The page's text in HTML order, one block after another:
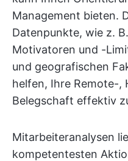
Management bieten.
Datenpunkte, wie z.
Motivatoren und -
und geografischen
helfen, Ihre Remote-
Belegschaft effektiv
Mitarbeiteranalysen
kompetentesten